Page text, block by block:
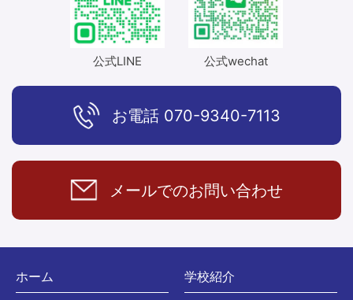
公式LINE 公式wechat
お電話 070-9340-7113
メールでのお問い合わせ
ホーム 学校紹介